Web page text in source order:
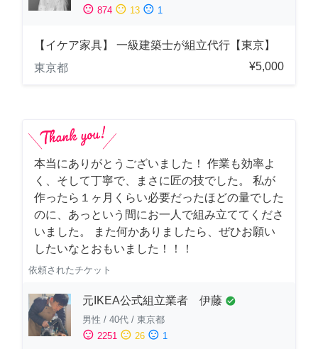
sentiment_satisfied 874 sentiment_neutral 13 sentiment_dissatisfied 1
【イケア家具】 一級建築士が組立代行【東京】
東京都
¥5,000
本当にありがとうございました！ 作業も効率よ
く、そして丁寧で、まさに匠の技でした。 私が
作ったら１ヶ月くらい必要だったほどの量でした
のに、あっという間にお一人で組み立ててくださ
いました。 また何かありましたら、ぜひお願い
したいなとおもいました！！！
依頼されたチケット
元IKEA公式組立業者 伊藤 check_circle
男性 / 40代 / 東京都
sentiment_satisfied 2251 sentiment_neutral 26 sentiment_dissatisfied 1